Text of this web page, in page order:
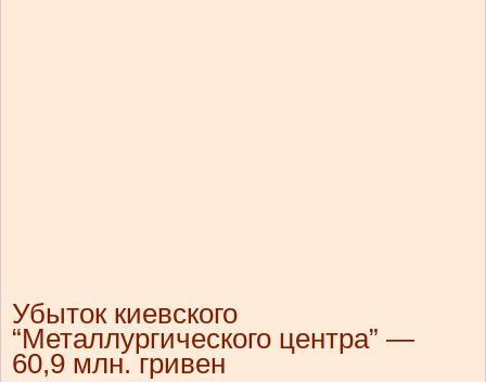
Убыток киевского
“Металлургического центра” —
60,9 млн. гривен